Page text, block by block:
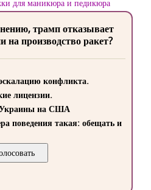
для маникюра и педикюра
трамп отказывает
производство ракет?
конфликта.
лицензии.
Украины на США
поведения такая: обещать и